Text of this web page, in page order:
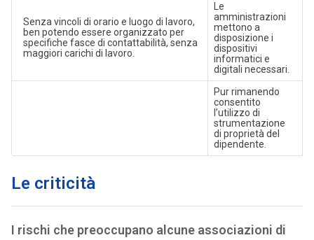
Senza vincoli di orario e luogo di lavoro,
ben potendo essere organizzato per
specifiche fasce di contattabilità, senza
maggiori carichi di lavoro.
Le
amministrazioni
mettono a
disposizione i
dispositivi
informatici e
digitali necessari.
Pur rimanendo
consentito
l’utilizzo di
strumentazione
di proprietà del
dipendente.
Le criticità
I rischi che preoccupano alcune associazioni di